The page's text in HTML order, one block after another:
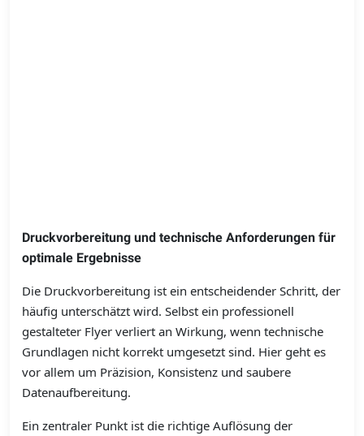
Druckvorbereitung und technische Anforderungen für
optimale Ergebnisse
Die Druckvorbereitung ist ein entscheidender Schritt, der
häufig unterschätzt wird. Selbst ein professionell
gestalteter Flyer verliert an Wirkung, wenn technische
Grundlagen nicht korrekt umgesetzt sind. Hier geht es
vor allem um Präzision, Konsistenz und saubere
Datenaufbereitung.
Ein zentraler Punkt ist die richtige Auflösung der